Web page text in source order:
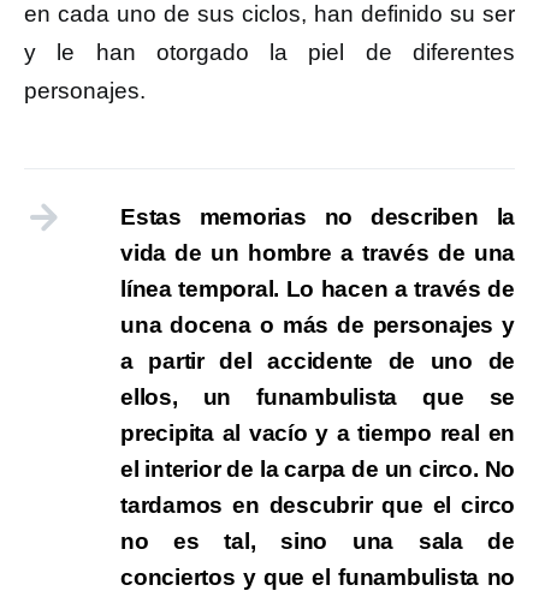
en cada uno de sus ciclos, han definido su ser
y le han otorgado la piel de diferentes
personajes.
Estas memorias no describen la
vida de un hombre a través de una
línea temporal. Lo hacen a través de
una docena o más de personajes y
a partir del accidente de uno de
ellos, un funambulista que se
precipita al vacío y a tiempo real en
el interior de la carpa de un circo. No
tardamos en descubrir que el circo
no es tal, sino una sala de
conciertos y que el funambulista no